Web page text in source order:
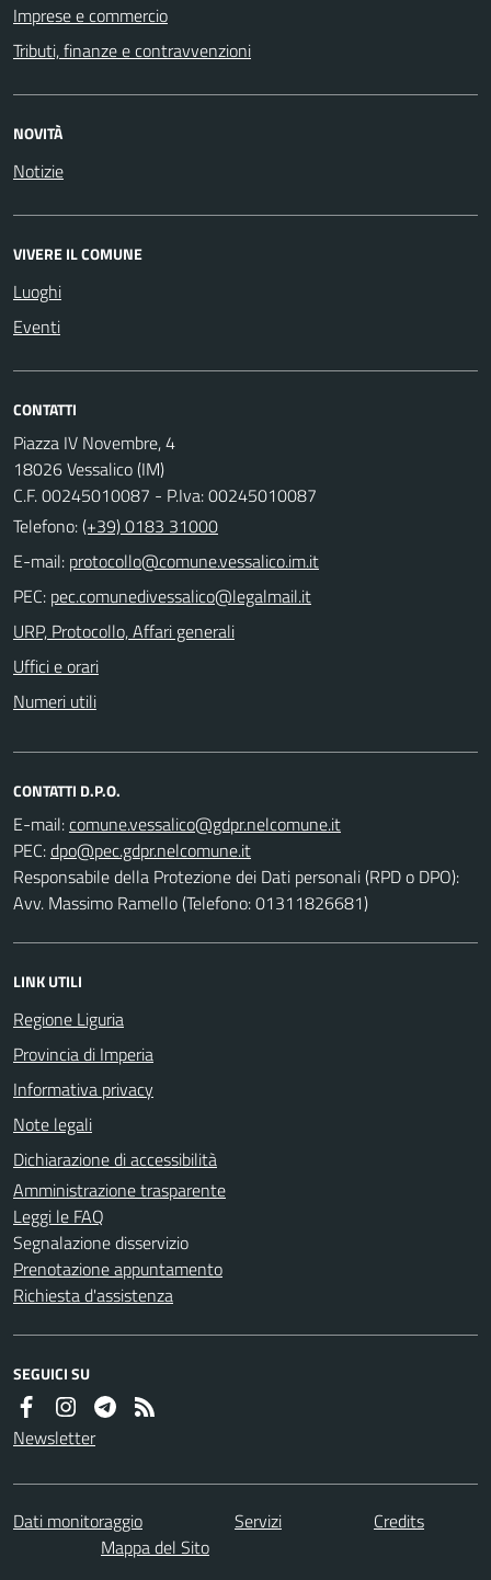
Imprese e commercio
Tributi, finanze e contravvenzioni
NOVITÀ
Notizie
VIVERE IL COMUNE
Luoghi
Eventi
CONTATTI
Piazza IV Novembre, 4
18026 Vessalico (IM)
C.F. 00245010087 - P.Iva: 00245010087
Telefono:(+39) 0183 31000
E-mail:
PEC:
URP, Protocollo, Affari generali
Uffici e orari
Numeri utili
CONTATTI D.P.O.
E-mail:
PEC:
Responsabile della Protezione dei Dati personali (RPD o DPO):
Avv. Massimo Ramello (Telefono: 01311826681)
LINK UTILI
Regione Liguria
Provincia di Imperia
Informativa privacy
Note legali
Dichiarazione di accessibilità
Amministrazione trasparente
Leggi le FAQ
Segnalazione disservizio
Prenotazione appuntamento
Richiesta d'assistenza
SEGUICI SU
Newsletter
Dati monitoraggio Servizi
Credits
Mappa del Sito